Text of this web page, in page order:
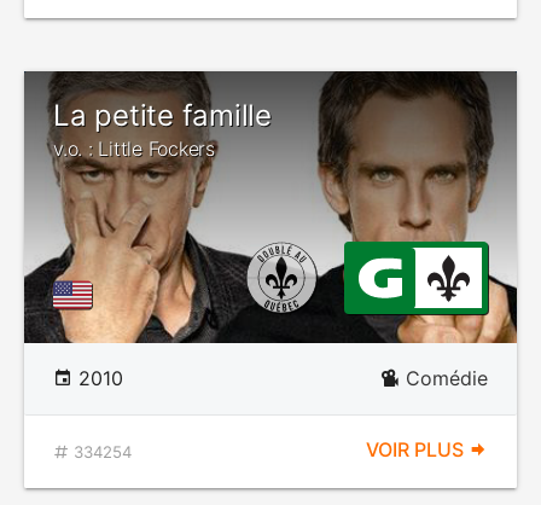
La petite famille
v.o. : Little Fockers
2010 Comédie
334254 VOIR PLUS